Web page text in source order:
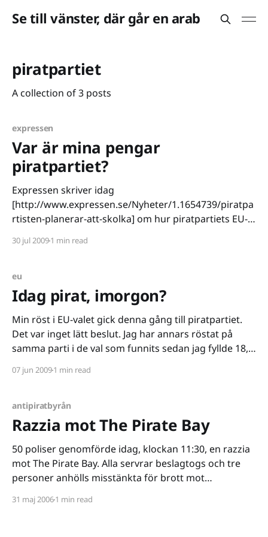
Se till vänster, där går en arab
piratpartiet
A collection of 3 posts
expressen
Var är mina pengar
piratpartiet?
Expressen skriver idag
[http://www.expressen.se/Nyheter/1.1654739/piratpa
rtisten-planerar-att-skolka] om hur piratpartiets EU-
genom valperioden, han tänker nämligen inte vara
integritet. Jag hoppas att det här betyder att
Engström tänker använda
30 jul 20091 min read
eu
Idag pirat, imorgon?
Min röst i EU-valet gick denna gång till piratpartiet.
Det var inget lätt beslut. Jag har annars röstat på
samma parti i de val som funnits sedan jag fyllde 18,
traditionen. För hur än jag vänder och vrider på det
07 jun 20091 min read
antipiratbyrån
Razzia mot The Pirate Bay
50 poliser genomförde idag, klockan 11:30, en razzia
mot The Pirate Bay. Alla servrar beslagtogs och tre
personer anhölls misstänkta för brott mot
upphovsrättskyddat material och bevis säkras. Det är
31 maj 20061 min read